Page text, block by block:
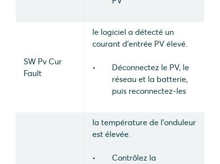
SW Pv Cur
Fault
le logiciel a détecté un
courant d'entrée PV élevé.
Déconnectez le PV, le
réseau et la batterie,
puis reconnectez-les
la température de l'onduleur
est élevée.
Contrôlez la